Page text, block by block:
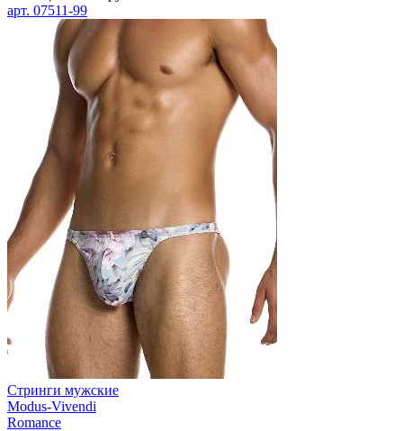
арт. 07511-99
Стринги мужские
Modus-Vivendi
Romance